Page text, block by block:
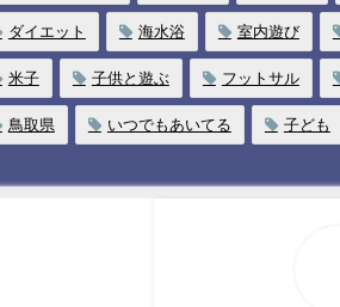
ダイエット 海水浴 室内遊び
米子 子供と遊ぶ フットサル
鳥取県 いつでもあいてる 子ども